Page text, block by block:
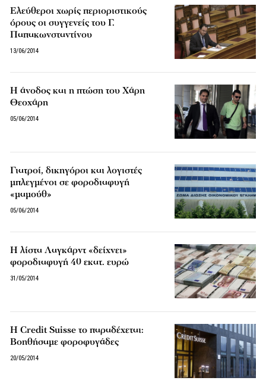
Ελεύθεροι χωρίς περιοριστικούς
όρους οι συγγενείς του Γ.
Παπακωνσταντίνου
13/06/2014
Η άνοδος και η πτώση του Χάρη
Θεοχάρη
05/06/2014
Γιατροί, δικηγόροι και λογιστές
μπλεγμένοι σε φοροδιαφυγή
«μαμούθ»
05/06/2014
Η λίστα Λαγκάρντ «δείχνει»
φοροδιαφυγή 40 εκατ. ευρώ
31/05/2014
Η Credit Suisse το παραδέχεται:
Βοηθήσαμε φοροφυγάδες
20/05/2014